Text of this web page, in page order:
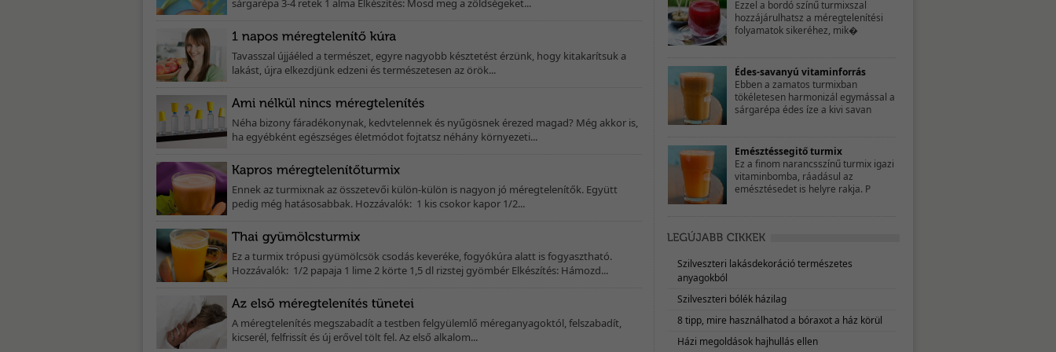
sárgarépa 3-4 retek 1 alma Elkészítés: Mosd meg a zöldségeket...
Tavasszal újjáéled a természet, egyre nagyobb késztetést érzünk, hogy kitakarítsuk a
lakást, újra elkezdjünk edzeni és természetesen az örök...
Néha bizony fáradékonynak, kedvtelennek és nyűgösnek érezed magad? Még akkor is,
ha egyébként egészséges életmódot fojtatsz néhány környezeti...
Ennek az turmixnak az összetevői külön-külön is nagyon jó méregtelenítők. Együtt
pedig még hatásosabbak. Hozzávalók: 1 kis csokor kapor 1/2...
Ez a turmix trópusi gyümölcsök csodás keveréke, fogyókúra alatt is fogyasztható.
Hozzávalók: 1/2 papaja 1 lime 2 körte 1,5 dl rizstej gyömbér Elkészítés: Hámozd...
A méregtelenítés megszabadít a testben felgyülemlő méreganyagoktól, felszabadít,
kicserél, felfrissít és új erővel tölt fel. Az első alkalom...
Ezzel a bordó színű turmixszal
hozzájárulhatsz a méregtelenítési
folyamatok sikeréhez, mik�
Édes-savanyú vitaminforrás
Ebben a zamatos turmixban
tökéletesen harmonizál egymással a
sárgarépa édes íze a kivi savan
Emésztéssegitő turmix
Ez a finom narancsszínű turmix igazi
vitaminbomba, ráadásul az
emésztésedet is helyre rakja. P
Szilveszteri lakásdekoráció természetes
anyagokból
Szilveszteri bólék házilag
8 tipp, mire használhatod a bóraxot a ház körül
Házi megoldások hajhullás ellen